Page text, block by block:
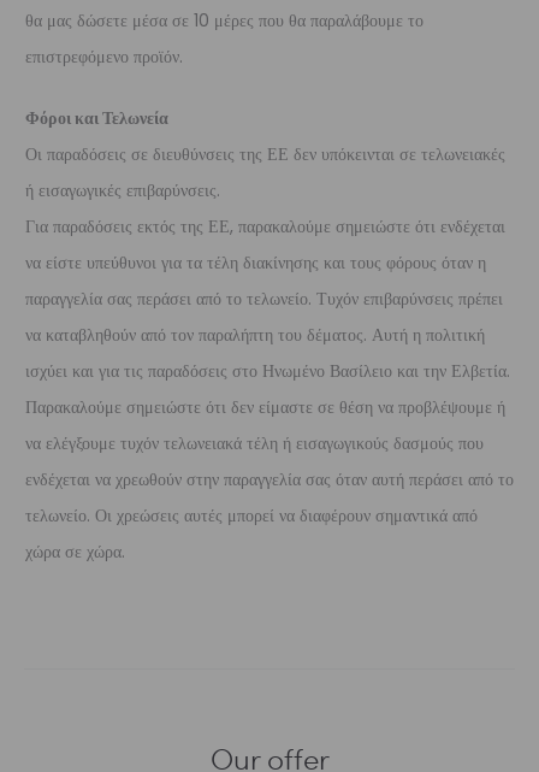
θα μας δώσετε μέσα σε 10 μέρες που θα παραλάβουμε το
επιστρεφόμενο προϊόν.
Φόροι και Τελωνεία
Οι παραδόσεις σε διευθύνσεις της ΕΕ δεν υπόκεινται σε τελωνειακές
ή εισαγωγικές επιβαρύνσεις.
Για παραδόσεις εκτός της ΕΕ, παρακαλούμε σημειώστε ότι ενδέχεται
να είστε υπεύθυνοι για τα τέλη διακίνησης και τους φόρους όταν η
παραγγελία σας περάσει από το τελωνείο. Τυχόν επιβαρύνσεις πρέπει
να καταβληθούν από τον παραλήπτη του δέματος. Αυτή η πολιτική
ισχύει και για τις παραδόσεις στο Ηνωμένο Βασίλειο και την Ελβετία.
Παρακαλούμε σημειώστε ότι δεν είμαστε σε θέση να προβλέψουμε ή
να ελέγξουμε τυχόν τελωνειακά τέλη ή εισαγωγικούς δασμούς που
ενδέχεται να χρεωθούν στην παραγγελία σας όταν αυτή περάσει από το
τελωνείο. Οι χρεώσεις αυτές μπορεί να διαφέρουν σημαντικά από
χώρα σε χώρα.
Our offer